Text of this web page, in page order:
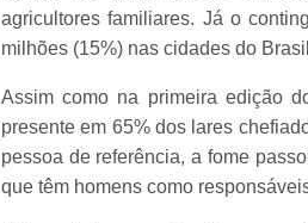
agricultores familiares. Já o
milhões (15%) nas cidades do
Assim como na primeira edição
presente em 65% dos lares
pessoa de referência, a fome
que têm homens como